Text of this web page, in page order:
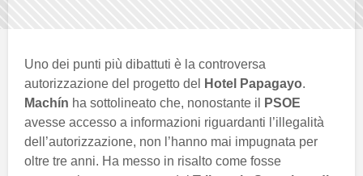
Uno dei punti più dibattuti è la controversa
autorizzazione del progetto del
Hotel Papagayo.
Machín ha sottolineato che, nonostante il
PSOE
avesse accesso a informazioni riguardanti l’illegalità
dell’autorizzazione, non l’hanno mai impugnata per
oltre tre anni. Ha messo in risalto come fosse